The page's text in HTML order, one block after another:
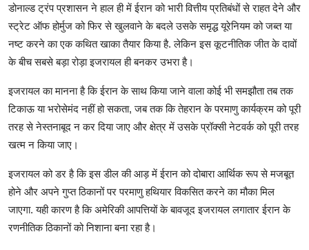
डोनाल्ड ट्रंप प्रशासन ने हाल ही में ईरान को भारी वित्तीय प्रतिबंधों से राहत देने और
स्ट्रेट ऑफ होर्मुज को फिर से खुलवाने के बदले उसके समृद्ध यूरेनियम को जब्त या
नष्ट करने का एक कथित खाका तैयार किया है. लेकिन इस कूटनीतिक जीत के दावों
के बीच सबसे बड़ा रोड़ा इजरायल ही बनकर उभरा है।
इजरायल का मानना है कि ईरान के साथ किया जाने वाला कोई भी समझौता तब तक
टिकाऊ या भरोसेमंद नहीं हो सकता, जब तक कि तेहरान के परमाणु कार्यक्रम को पूरी
तरह से नेस्तनाबूद न कर दिया जाए और क्षेत्र में उसके प्रॉक्सी नेटवर्क को पूरी तरह
खत्म न किया जाए।
इजरायल को डर है कि इस डील की आड़ में ईरान को दोबारा आर्थिक रूप से मजबूत
होने और अपने गुप्त ठिकानों पर परमाणु हथियार विकसित करने का मौका मिल
जाएगा. यही कारण है कि अमेरिकी आपत्तियों के बावजूद इजरायल लगातार ईरान के
रणनीतिक ठिकानों को निशाना बना रहा है।